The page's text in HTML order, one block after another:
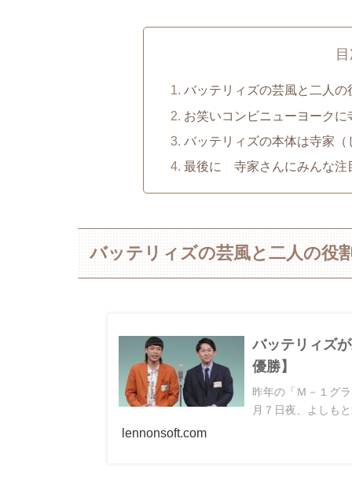
バッテリィズの芸風と二人の
お笑いコンビニューヨーク
バッテリィズの本体は寺家（
最後に 寺家さんにみんな注
バッテリィズの芸風と二人の役
バッテリィズ
優勝】
昨年の「Ｍ－１グ
月７日夜、よしも
lennonsoft.com